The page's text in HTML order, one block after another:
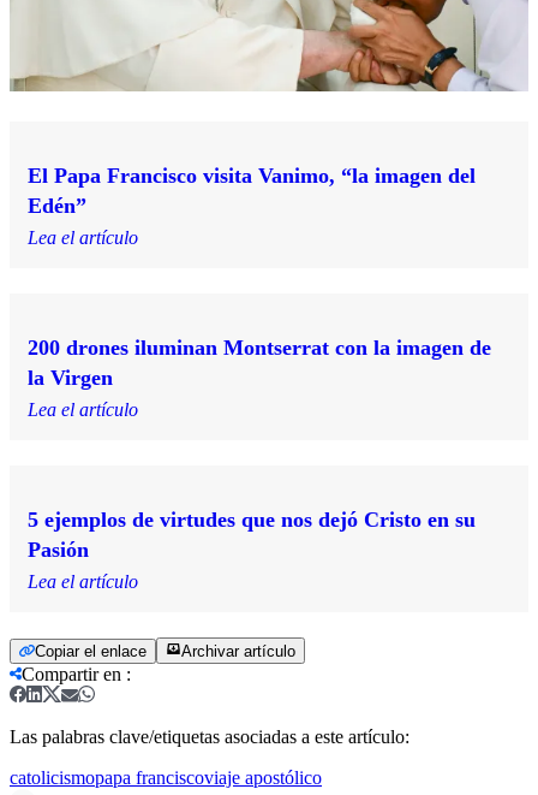
El Papa Francisco visita Vanimo, “la imagen del
Edén”
Lea el artículo
200 drones iluminan Montserrat con la imagen de
la Virgen
Lea el artículo
5 ejemplos de virtudes que nos dejó Cristo en su
Pasión
Lea el artículo
Copiar el enlace Archivar artículo
Compartir en :
Las palabras clave/etiquetas asociadas a este artículo:
catolicismopapa franciscoviaje apostólico